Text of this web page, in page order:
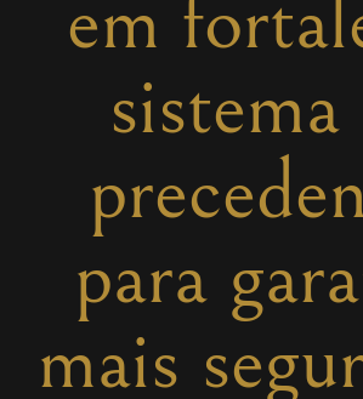
em
sistema
para
mais